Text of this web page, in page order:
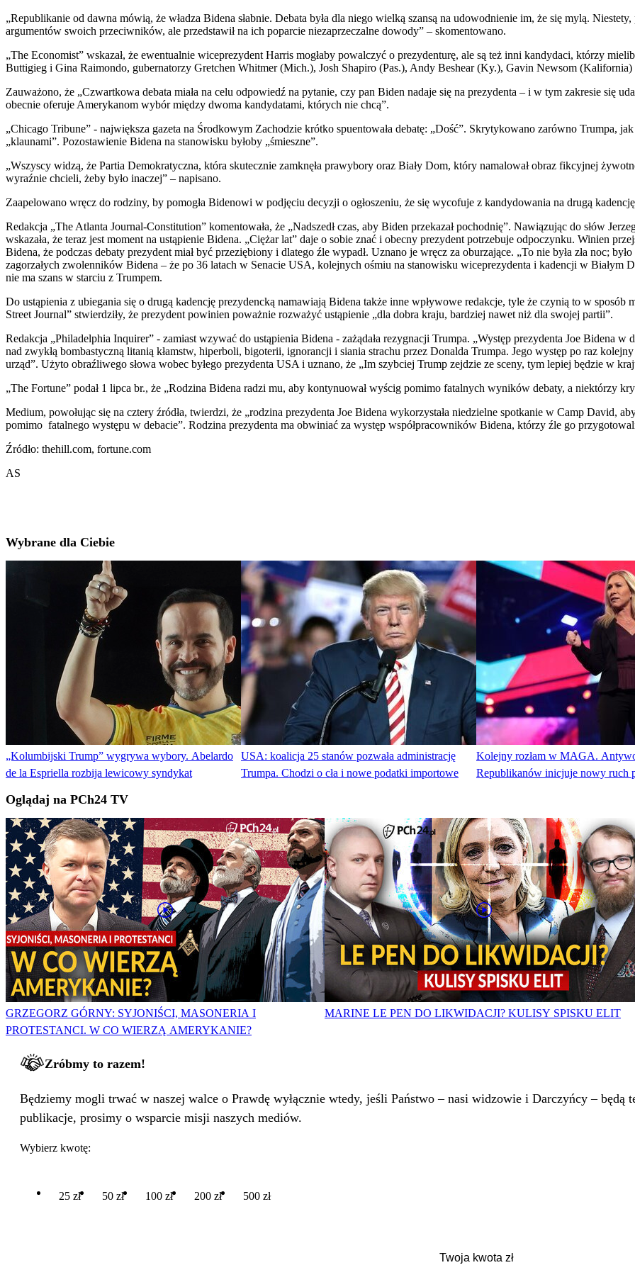
„Republikanie od dawna mówią, że władza Bidena słabnie. Debata była dla niego wielką szansą na udowodnienie im, że się mylą.
argumentów swoich przeciwników, ale przedstawił na ich poparcie niezaprzeczalne dowody” – skomentowano.
„The Economist” wskazał, że ewentualnie wiceprezydent Harris mogłaby powalczyć o prezydenturę, ale są też inni kandydaci, którzy
Buttigieg i Gina Raimondo, gubernatorzy Gretchen Whitmer (Mich.), Josh Shapiro (Pas.), Andy Beshear (Ky.), Gavin Newsom
Zauważono, że „Czwartkowa debata miała na celu odpowiedź na pytanie, czy pan Biden nadaje się na prezydenta – i w tym zakresie się
obecnie oferuje Amerykanom wybór między dwoma kandydatami, których nie chcą”.
„Chicago Tribune” - największa gazeta na Środkowym Zachodzie krótko spuentowała debatę: „Dość”. Skrytykowano zarówno Trumpa,
„klaunami”. Pozostawienie Bidena na stanowisku byłoby „śmieszne”.
„Wszyscy widzą, że Partia Demokratyczna, która skutecznie zamknęła prawybory oraz Biały Dom, który namalował obraz fikcyjnej
wyraźnie chcieli, żeby było inaczej” – napisano.
Zaapelowano wręcz do rodziny, by pomogła Bidenowi w podjęciu decyzji o ogłoszeniu, że się wycofuje z kandydowania na drugą
Redakcja „The Atlanta Journal-Constitution” komentowała, że „Nadszedł czas, aby Biden przekazał pochodnię”. Nawiązując do słów
wskazała, że teraz jest moment na ustąpienie Bidena. „Ciężar lat” daje o sobie znać i obecny prezydent potrzebuje odpoczynku. Winien
Bidena, że podczas debaty prezydent miał być przeziębiony i dlatego źle wypadł. Uznano je wręcz za oburzające. „To nie była zła noc;
zagorzałych zwolenników Bidena – że po 36 latach w Senacie USA, kolejnych ośmiu na stanowisku wiceprezydenta i kadencji w Białym
nie ma szans w starciu z Trumpem.
Do ustąpienia z ubiegania się o drugą kadencję prezydencką namawiają Bidena także inne wpływowe redakcje, tyle że czynią to w
Street Journal” stwierdziły, że prezydent powinien poważnie rozważyć ustąpienie „dla dobra kraju, bardziej nawet niż dla swojej partii”.
Redakcja „Philadelphia Inquirer” - zamiast wzywać do ustąpienia Bidena - zażądała rezygnacji Trumpa. „Występ prezydenta Joe Bidena w
nad zwykłą bombastyczną litanią kłamstw, hiperboli, bigoterii, ignorancji i siania strachu przez Donalda Trumpa. Jego występ po raz
urząd”. Użyto obraźliwego słowa wobec byłego prezydenta USA i uznano, że „Im szybciej Trump zejdzie ze sceny, tym lepiej będzie w
„The Fortune” podał 1 lipca br., że „Rodzina Bidena radzi mu, aby kontynuował wyścig pomimo fatalnych wyników debaty, a niektórzy
Medium, powołując się na cztery źródła, twierdzi, że „rodzina prezydenta Joe Bidena wykorzystała niedzielne spotkanie w Camp David,
pomimo fatalnego występu w debacie”. Rodzina prezydenta ma obwiniać za występ współpracowników Bidena, którzy źle go
Źródło: thehill.com, fortune.com
AS
Wybrane dla Ciebie
„Kolumbijski Trump” wygrywa wybory. Abelardo
de la Espriella rozbija lewicowy syndykat
USA: koalicja 25 stanów pozwała administrację
Trumpa. Chodzi o cła i nowe podatki importowe
Kolejny rozłam w MAGA.
Republikanów inicjuje nowy ruch
Oglądaj na PCh24 TV
GRZEGORZ GÓRNY: SYJONIŚCI, MASONERIA I
PROTESTANCI. W CO WIERZĄ AMERYKANIE?
MARINE LE PEN DO LIKWIDACJI? KULISY SPISKU ELIT
Zróbmy to razem!
Będziemy mogli trwać w naszej walce o Prawdę wyłącznie wtedy, jeśli Państwo – nasi widzowie i Darczyńcy – będą
publikacje, prosimy o wsparcie misji naszych mediów.
Wybierz kwotę:
25 zł 50 zł 100 zł 200 zł 500 zł